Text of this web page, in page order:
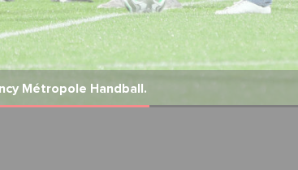
Métropole Handball.